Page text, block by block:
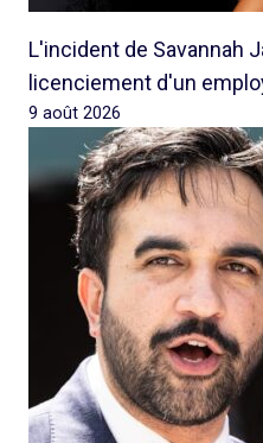
L'incident de Savannah
licenciement d'un
9 août 2026